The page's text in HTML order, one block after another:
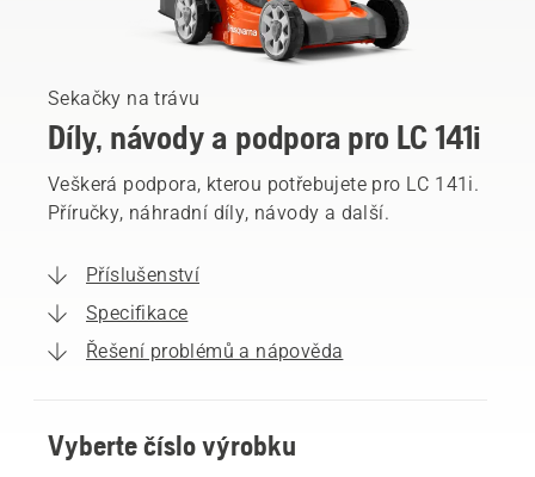
Sekačky na trávu
Díly, návody a podpora pro LC 141i
Veškerá podpora, kterou potřebujete pro LC 141i.
Příručky, náhradní díly, návody a další.
Příslušenství
Specifikace
Řešení problémů a nápověda
Vyberte číslo výrobku